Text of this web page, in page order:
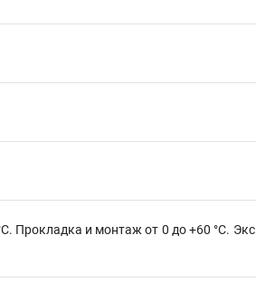
Прокладка и монтаж от 0 до +60 °C.